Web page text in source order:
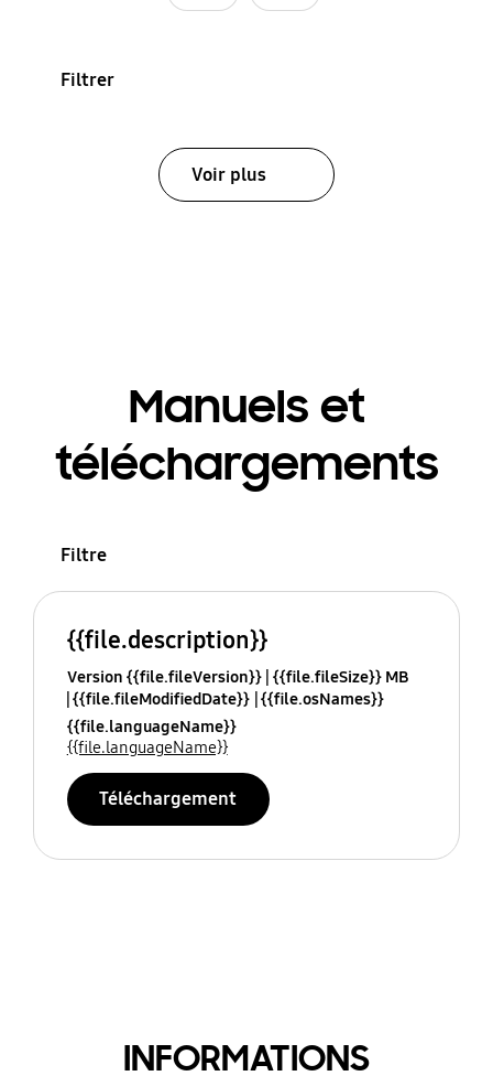
Filtrer
Voir plus
Manuels et
téléchargements
Filtre
{{file.description}}
Version {{file.fileVersion}} {{file.fileSize}} MB
{{file.fileModifiedDate}} {{file.osNames}}
{{file.languageName}}
{{file.languageName}}
Téléchargement
INFORMATIONS